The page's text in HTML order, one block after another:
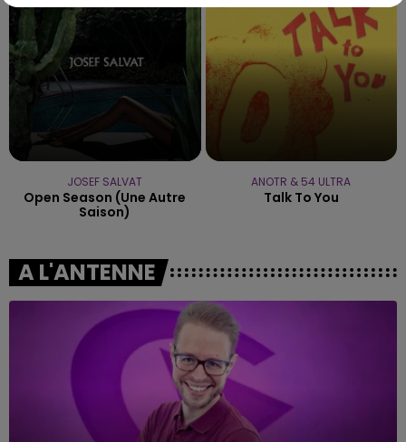
JOSEF SALVAT
Open Season (une Autre
Saison)
ANOTR & 54 ULTRA
Talk To You
A L'ANTENNE